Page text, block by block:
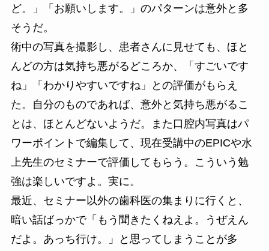
ど。」「お願いします。」のパターンは意外と多
そうだ。
術中の写真を撮影し、患者さんに見せても、ほと
んどの方は気持ち悪がるどころか、「すごいです
ね」「わかりやすいですね」との評価がもらえ
た。自分のものであれば、意外と気持ち悪がるこ
とは、ほとんどないようだ。また口腔内写真はパ
ワーポイントで編集して、現在受講中のEPICや水
上先生のセミナーで評価してもらう。こういう勉
強は楽しいですよ。実に。
最近、セミナー以外の歯科医の集まりに行くと、
暗い話ばっかで「もう聞きたくねえよ。うぜえん
だよ。あっち行け。」と思ってしまうことが多